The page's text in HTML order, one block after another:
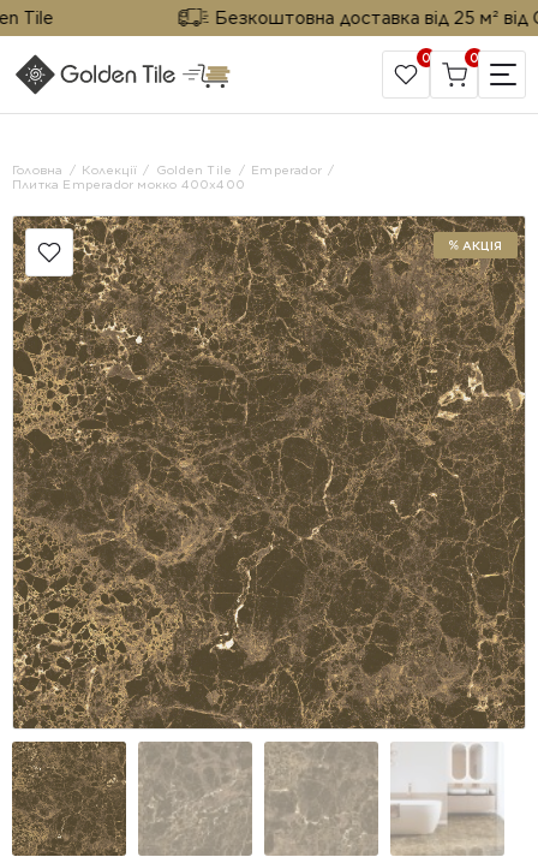
Безкоштовна доставка від 25 м² від
САЙТ КОМПАНІЇ
0 0
Головна Колекції Golden Tile
Emperador
Плитка Emperador мокко 400х400